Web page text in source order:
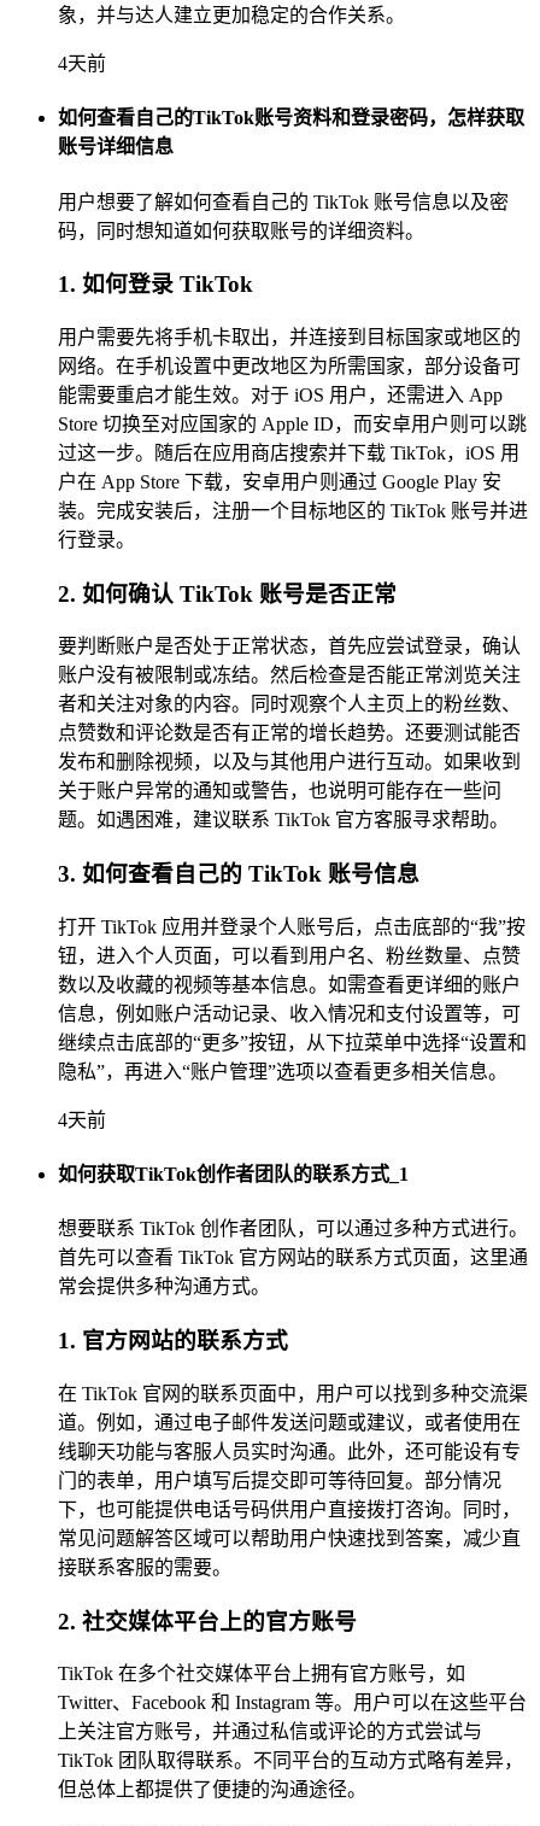
象，并与达人建立更加稳定的合作关系。
4天前
如何查看自己的TikTok账号资料和登录密码，怎样获取
账号详细信息
用户想要了解如何查看自己的 TikTok 账号信息以及密
码，同时想知道如何获取账号的详细资料。
1. 如何登录 TikTok
用户需要先将手机卡取出，并连接到目标国家或地区的
网络。在手机设置中更改地区为所需国家，部分设备可
能需要重启才能生效。对于 iOS 用户，还需进入 App
Store 切换至对应国家的 Apple ID，而安卓用户则可以跳
过这一步。随后在应用商店搜索并下载 TikTok，iOS 用
户在 App Store 下载，安卓用户则通过 Google Play 安
装。完成安装后，注册一个目标地区的 TikTok 账号并进
行登录。
2. 如何确认 TikTok 账号是否正常
要判断账户是否处于正常状态，首先应尝试登录，确认
账户没有被限制或冻结。然后检查是否能正常浏览关注
者和关注对象的内容。同时观察个人主页上的粉丝数、
点赞数和评论数是否有正常的增长趋势。还要测试能否
发布和删除视频，以及与其他用户进行互动。如果收到
关于账户异常的通知或警告，也说明可能存在一些问
题。如遇困难，建议联系 TikTok 官方客服寻求帮助。
3. 如何查看自己的 TikTok 账号信息
打开 TikTok 应用并登录个人账号后，点击底部的“我”按
钮，进入个人页面，可以看到用户名、粉丝数量、点赞
数以及收藏的视频等基本信息。如需查看更详细的账户
信息，例如账户活动记录、收入情况和支付设置等，可
继续点击底部的“更多”按钮，从下拉菜单中选择“设置和
隐私”，再进入“账户管理”选项以查看更多相关信息。
4天前
如何获取TikTok创作者团队的联系方式_1
想要联系 TikTok 创作者团队，可以通过多种方式进行。
首先可以查看 TikTok 官方网站的联系方式页面，这里通
常会提供多种沟通方式。
1. 官方网站的联系方式
在 TikTok 官网的联系页面中，用户可以找到多种交流渠
道。例如，通过电子邮件发送问题或建议，或者使用在
线聊天功能与客服人员实时沟通。此外，还可能设有专
门的表单，用户填写后提交即可等待回复。部分情况
下，也可能提供电话号码供用户直接拨打咨询。同时，
常见问题解答区域可以帮助用户快速找到答案，减少直
接联系客服的需要。
2. 社交媒体平台上的官方账号
TikTok 在多个社交媒体平台上拥有官方账号，如
Twitter、Facebook 和 Instagram 等。用户可以在这些平台
上关注官方账号，并通过私信或评论的方式尝试与
TikTok 团队取得联系。不同平台的互动方式略有差异，
但总体上都提供了便捷的沟通途径。